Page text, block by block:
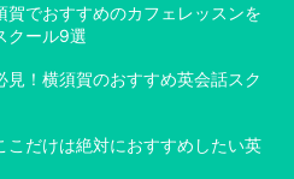
賀でおすすめのカフェレッスンを
クール9選
見！横須賀のおすすめ英会話スク
こだけは絶対におすすめしたい英